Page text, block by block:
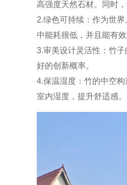
高强度天然石材。同时
2.绿色可持续：作为世
中能耗很低，并且能有
3.审美设计灵活性：竹
好的创新概率。
4.保温湿度：竹的中空
室内湿度，提升舒适感。